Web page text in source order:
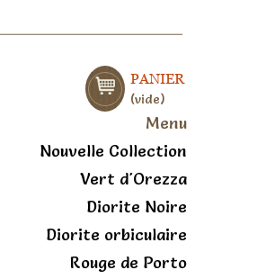
PANIER
vide
Menu
Nouvelle Collection
Vert d'Orezza
Diorite Noire
Diorite orbiculaire
Rouge de Porto